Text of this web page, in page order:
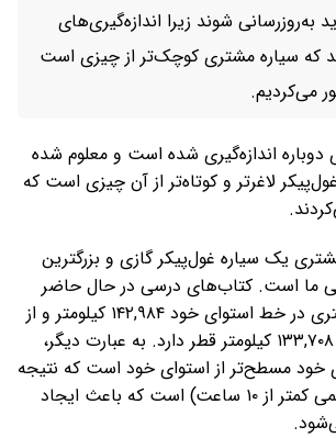
شوند زیرا اندازه‌گیری‌های
که سیاره مشتری کوچک‌تر از چیزی است
می‌کردیم.
اندازه‌گیری شده است و معلوم شده
لاغرتر و کوتاه‌تر از آن چیزی است که
یک سیاره غول‌پیکر گازی و بزرگترین
ما است. کتاب‌های درسی در حال حاضر
بیان می‌کنند که مشتری در خط استوای خود ۱۴۲,۹۸۴ کیلومتر و از
قطب تا قطب دیگر ۱۳۳,۷۰۸ کیلومتر قطر دارد. به عبارت دیگر،
مسطح‌تر از استوای خود است که نتیجه
چرخش سریع آن (کمی کمتر از ۱۰ ساعت) است که باعث ایجاد